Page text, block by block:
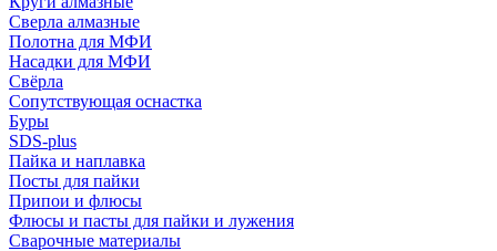
Сверла алмазные
Полотна для МФИ
Насадки для МФИ
Свёрла
Сопутствующая оснастка
Буры
SDS-plus
Пайка и наплавка
Посты для пайки
Припои и флюсы
Флюсы и пасты для пайки и лужения
Сварочные материалы